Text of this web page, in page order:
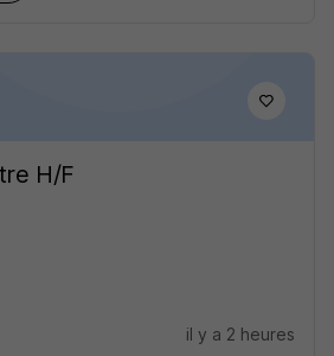
H/F
il y a 2 heures